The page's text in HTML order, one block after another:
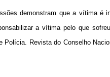
demonstram que a vítima é
a vítima pelo que
Polícia. Revista do Conselho